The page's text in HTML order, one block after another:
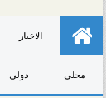
الاخبار
محلي دولي